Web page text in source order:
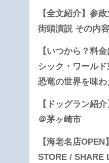
【全文紹介】参
街頭演説 その内
【いつから？料
シック・ワール
恐竜の世界を味わ
【ドッグラン紹
＠茅ヶ崎市
【海老名店
STORE / SHARE